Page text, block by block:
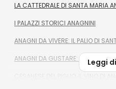
LA CATTEDRALE DI SANTA MARIA
I PALAZZI STORICI ANAGNINI
ANAGNI DA VIVERE: IL PALIO DI
ANAGNI DA GUSTARE: IL PANPEPATO
Leggi